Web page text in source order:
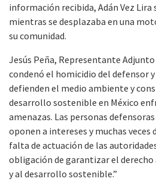
información recibida, Adán Vez
mientras se desplazaba en una
su comunidad.
Jesús Peña, Representante Adjunto
condenó el homicidio del defensor y
defienden el medio ambiente y
desarrollo sostenible en México
amenazas. Las personas
oponen a intereses y muchas veces
falta de actuación de las
obligación de garantizar el
y al desarrollo sostenible.”